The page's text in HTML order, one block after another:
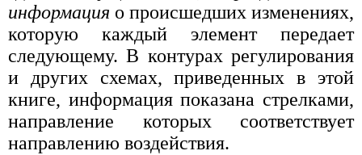
информация о происшедших изменениях,
которую каждый элемент передает
следующему. В контурах регулирования
и других схемах, приведенных в этой
книге, информация показана стрелками,
направление которых соответствует
направлению воздействия.